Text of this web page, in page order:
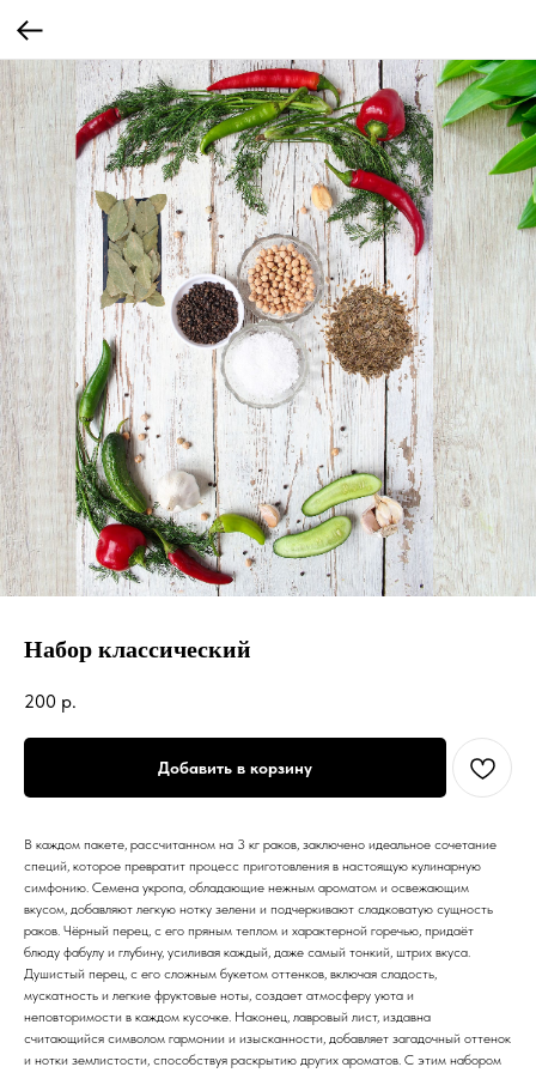
Набор классический
200 р.
Добавить в корзину
В каждом пакете, рассчитанном на 3 кг раков, заключено идеальное сочетание
специй, которое превратит процесс приготовления в настоящую кулинарную
симфонию. Семена укропа, обладающие нежным ароматом и освежающим
вкусом, добавляют легкую нотку зелени и подчеркивают сладковатую сущность
раков. Чёрный перец, с его пряным теплом и характерной горечью, придаёт
блюду фабулу и глубину, усиливая каждый, даже самый тонкий, штрих вкуса.
Душистый перец, с его сложным букетом оттенков, включая сладость,
мускатность и легкие фруктовые ноты, создает атмосферу уюта и
неповторимости в каждом кусочке. Наконец, лавровый лист, издавна
считающийся символом гармонии и изысканности, добавляет загадочный оттенок
и нотки землистости, способствуя раскрытию других ароматов. С этим набором